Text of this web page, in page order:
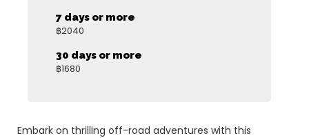
7 days or more
฿2040
30 days or more
฿1680
Embark on thrilling off-road adventures with this